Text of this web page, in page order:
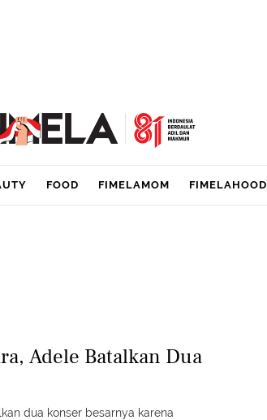
FOOD FIMELAMOM FIMELAHOOD
Adele Batalkan Dua
dua konser besarnya karena